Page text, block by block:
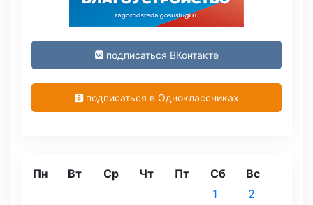
подписаться ВКонтакте
подписаться в Одноклассниках
Пн Вт Ср Чт Пт Сб Вс
1
2